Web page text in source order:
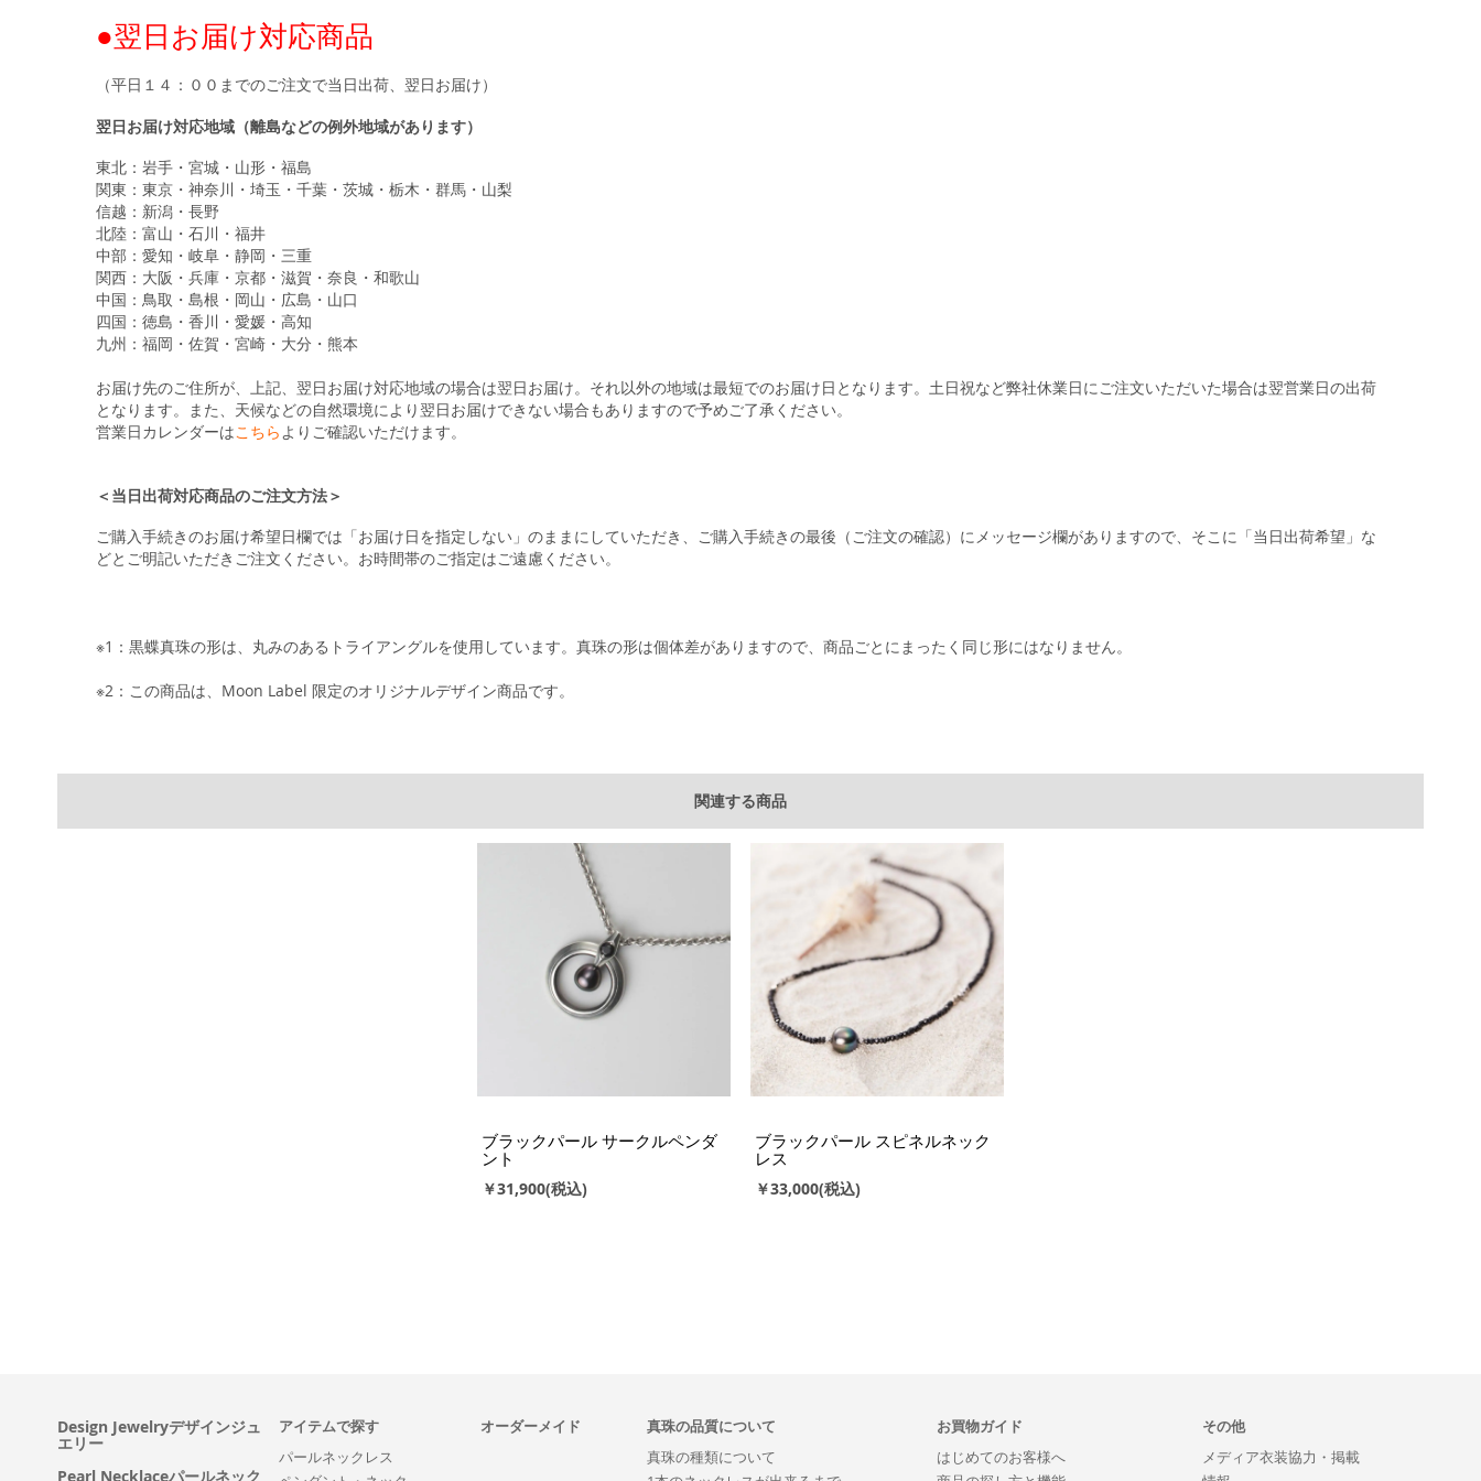
●翌日お届け対応商品
（平日１４：００までのご注文で当日出荷、翌日お届け）
翌日お届け対応地域（離島などの例外地域があります）
東北：岩手・宮城・山形・福島
関東：東京・神奈川・埼玉・千葉・茨城・栃木・群馬・山梨
信越：新潟・長野
北陸：富山・石川・福井
中部：愛知・岐阜・静岡・三重
関西：大阪・兵庫・京都・滋賀・奈良・和歌山
中国：鳥取・島根・岡山・広島・山口
四国：徳島・香川・愛媛・高知
九州：福岡・佐賀・宮崎・大分・熊本
お届け先のご住所が、上記、翌日お届け対応地域の場合は翌日お届け。それ以外の地域は最短でのお届け日となります。土日祝など弊社休業日にご注文いただいた場合は翌営業日の出荷
となります。また、天候などの自然環境により翌日お届けできない場合もありますので予めご了承ください。
営業日カレンダーはこちらよりご確認いただけます。
＜当日出荷対応商品のご注文方法＞
ご購入手続きのお届け希望日欄では「お届け日を指定しない」のままにしていただき、ご購入手続きの最後（ご注文の確認）にメッセージ欄がありますので、そこに「当日出荷希望」な
どとご明記いただきご注文ください。お時間帯のご指定はご遠慮ください。
※1：黒蝶真珠の形は、丸みのあるトライアングルを使用しています。真珠の形は個体差がありますので、商品ごとにまったく同じ形にはなりません。
※2：この商品は、Moon Label 限定のオリジナルデザイン商品です。
関連する商品
ブラックパール サークルペンダ
ント
￥31,900
ブラックパール スピネルネック
レス
￥33,000
Design Jewelryデザインジュ
エリー
Pearl Necklaceパールネック
アイテムで探す
パールネックレス
オーダーメイド
真珠の品質について
真珠の種類について
お買物ガイド
はじめてのお客様へ
その他
メディア衣装協力・掲載